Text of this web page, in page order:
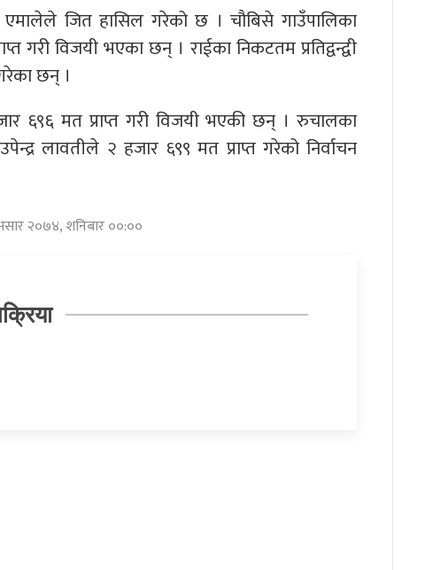
जित हासिल गरेको छ । चौबिसे गाउँपालिका
गरी विजयी भएका छन् । राईका निकटतम प्रतिद्वन्द्वी
छन् ।
६९६ मत प्राप्त गरी विजयी भएकी छन् । रुचालका
लावतीले २ हजार ६९९ मत प्राप्त गरेको निर्वाचन
२०७४, शनिबार ००:००